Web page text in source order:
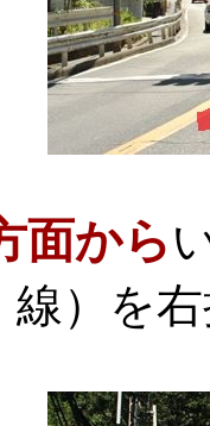
面から
線）を